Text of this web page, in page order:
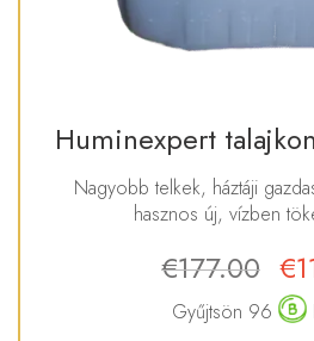
Huminexpert
Nagyobb telkek, háztáji
hasznos új, vízben
€177.00 €
Gyűjtsön 96